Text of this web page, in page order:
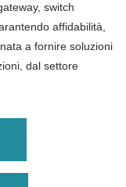
switch
affidabilità,
a fornire soluzioni
dal settore